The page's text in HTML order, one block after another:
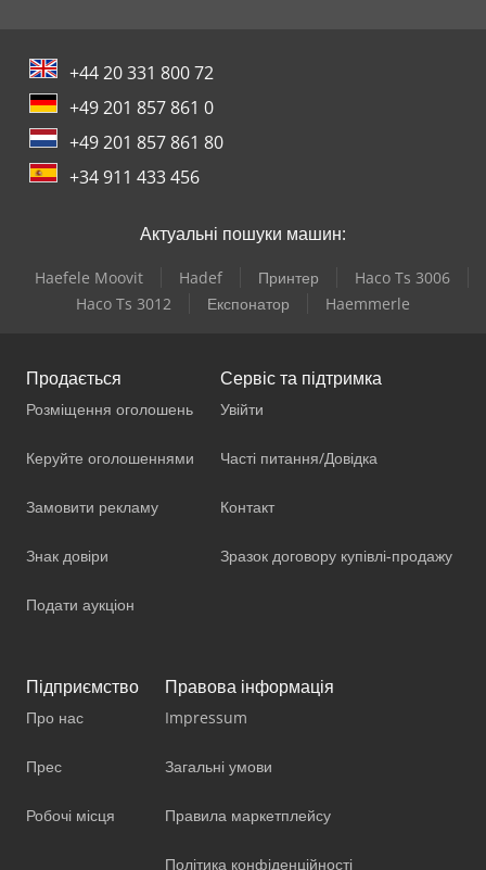
+44 20 331 800 72
+49 201 857 861 0
+49 201 857 861 80
+34 911 433 456
Актуальні пошуки машин:
Haefele Moovit Hadef Принтер
Haco Ts 3006
Haco Ts 3012
Експонатор Haemmerle
Продається
Розміщення оголошень
Керуйте оголошеннями
Замовити рекламу
Знак довіри
Подати аукціон
Сервіс та підтримка
Увійти
Часті питання/Довідка
Контакт
Зразок договору купівлі-продажу
Підприємство
Про нас
Прес
Робочі місця
Правова інформація
Impressum
Загальні умови
Правила маркетплейсу
Політика конфіденційності